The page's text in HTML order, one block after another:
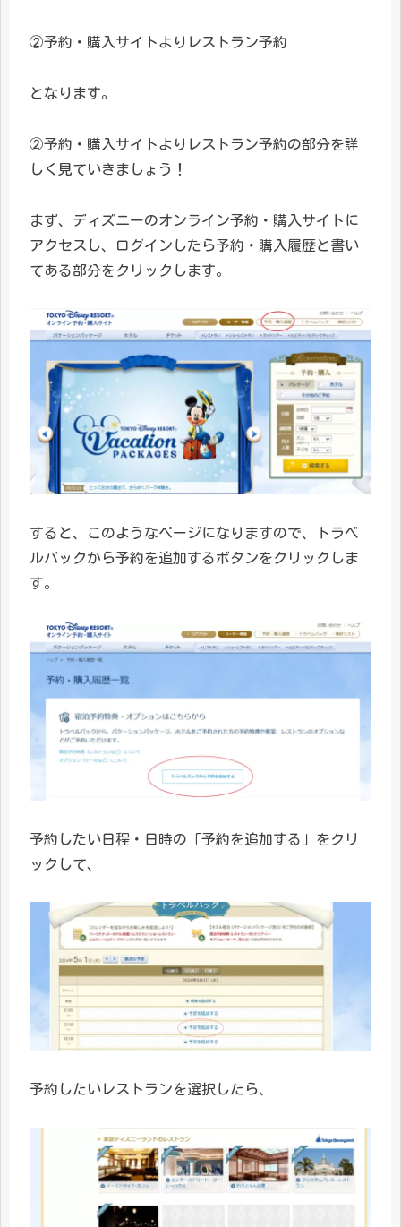
②予約・購入サイトよりレストラン予約
となります。
②予約・購入サイトよりレストラン予約の部分を詳
しく見ていきましょう！
まず、ディズニーのオンライン予約・購入サイトに
アクセスし、ログインしたら予約・購入履歴と書い
てある部分をクリックします。
すると、このようなページになりますので、トラベ
ルバックから予約を追加するボタンをクリックしま
す。
予約したい日程・日時の「予約を追加する」をクリ
ックして、
予約したいレストランを選択したら、